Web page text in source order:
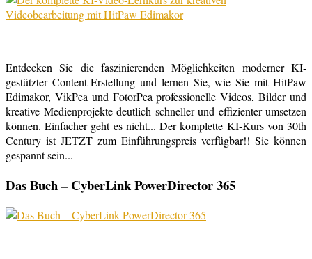
Entdecken Sie die faszinierenden Möglichkeiten moderner KI-
gestützter Content-Erstellung und lernen Sie, wie Sie mit HitPaw
Edimakor, VikPea und FotorPea professionelle Videos, Bilder und
kreative Medienprojekte deutlich schneller und effizienter umsetzen
können. Einfacher geht es nicht... Der komplette KI-Kurs von 30th
Century ist JETZT zum Einführungspreis verfügbar!! Sie können
gespannt sein...
Das Buch – CyberLink PowerDirector 365